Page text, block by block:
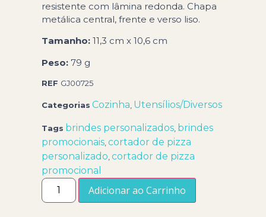
resistente com lâmina redonda. Chapa
metálica central, frente e verso liso.
Tamanho: 11,3 cm x 10,6 cm
Peso: 79 g
REF GJ00725
Categorias Cozinha, Utensílios/Diversos
Tags brindes personalizados, brindes
promocionais,cortador de pizza
personalizado,cortador de pizza
promocional
Adicionar ao Carrinho